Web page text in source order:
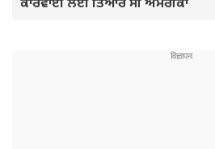
ਕਾਰਵਾਈ ਲਈ ਤਿਆਰ ਸੀ ਅਮਰੀਕਾ